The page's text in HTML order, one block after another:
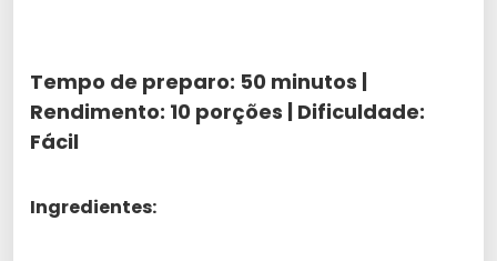
Tempo de preparo: 50 minutos |
Rendimento: 10 porções | Dificuldade:
Fácil
Ingredientes: